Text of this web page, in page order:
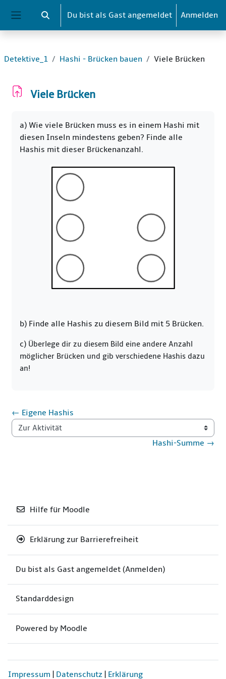
Zum Hauptinhalt
Website-Übersicht
Sucheingabe umschalten
Du bist als Gast angemeldet Anmelden
Detektive_1 Hashi - Brücken bauen Viele Brücken
Viele Brücken
a) Wie viele Brücken muss es in einem Hashi mit
diesen Inseln mindestens geben? Finde alle
Hashis mit dieser Brückenanzahl.
b) Finde alle Hashis zu diesem Bild mit 5 Brücken.
c) Überlege dir zu diesem Bild eine andere Anzahl
möglicher Brücken und gib verschiedene Hashis dazu
an!
← Eigene Hashis
Zur Aktivität
Hashi-Summe →
Hilfe für Moodle
Erklärung zur Barrierefreiheit
Du bist als Gast angemeldet (Anmelden)
Standarddesign
Powered by Moodle
Impressum Datenschutz Erklärung